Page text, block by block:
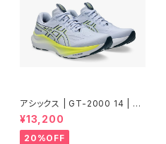
アシックス | GT-2000 14 | BL
UE FADE/TRANQUIL TEAL |
Men
¥13,200
20%OFF